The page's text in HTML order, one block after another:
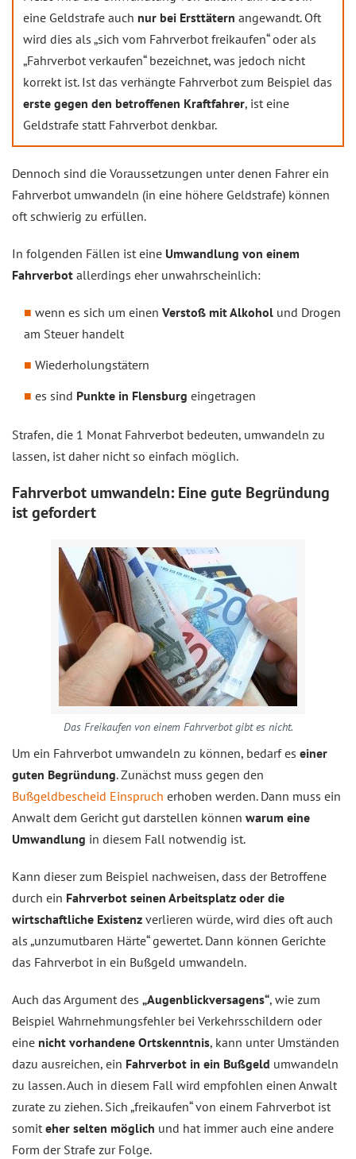
eine Geldstrafe auch nur bei Ersttätern angewandt. Oft
wird dies als „sich vom Fahrverbot freikaufen“ oder als
„Fahrverbot verkaufen“ bezeichnet, was jedoch nicht
korrekt ist. Ist das verhängte Fahrverbot zum Beispiel das
erste gegen den betroffenen Kraftfahrer, ist eine
Geldstrafe statt Fahrverbot denkbar.
Dennoch sind die Voraussetzungen unter denen Fahrer ein
Fahrverbot umwandeln (in eine höhere Geldstrafe) können
oft schwierig zu erfüllen.
In folgenden Fällen ist eine Umwandlung von einem
Fahrverbot allerdings eher unwahrscheinlich:
wenn es sich um einen Verstoß mit Alkohol und Drogen
am Steuer handelt
Wiederholungstätern
es sind Punkte in Flensburg eingetragen
Strafen, die 1 Monat Fahrverbot bedeuten, umwandeln zu
lassen, ist daher nicht so einfach möglich.
Fahrverbot umwandeln: Eine gute Begründung
ist gefordert
Das Freikaufen von einem Fahrverbot gibt es nicht.
Um ein Fahrverbot umwandeln zu können, bedarf es einer
guten Begründung. Zunächst muss gegen den
Bußgeldbescheid Einspruch erhoben werden. Dann muss ein
Anwalt dem Gericht gut darstellen können warum eine
Umwandlung in diesem Fall notwendig ist.
Kann dieser zum Beispiel nachweisen, dass der Betroffene
durch ein Fahrverbot seinen Arbeitsplatz oder die
wirtschaftliche Existenz verlieren würde, wird dies oft auch
als „unzumutbaren Härte“ gewertet. Dann können Gerichte
das Fahrverbot in ein Bußgeld umwandeln.
Auch das Argument des „Augenblickversagens“, wie zum
Beispiel Wahrnehmungsfehler bei Verkehrsschildern oder
eine nicht vorhandene Ortskenntnis, kann unter Umständen
dazu ausreichen, ein Fahrverbot in ein Bußgeld umwandeln
zu lassen. Auch in diesem Fall wird empfohlen einen Anwalt
zurate zu ziehen. Sich „freikaufen“ von einem Fahrverbot ist
somit eher selten möglich und hat immer auch eine andere
Form der Strafe zur Folge.